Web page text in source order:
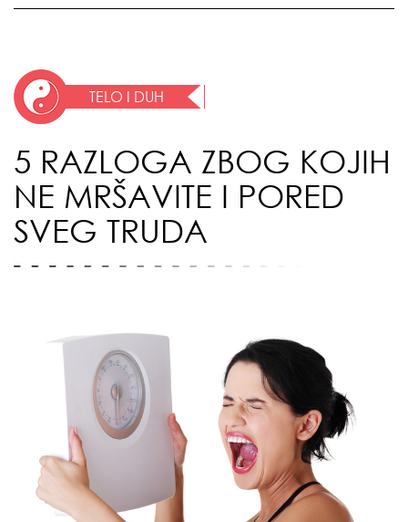
TELO I DUH
5 RAZLOGA ZBOG KOJIH
NE MRŠAVITE I PORED
SVEG TRUDA